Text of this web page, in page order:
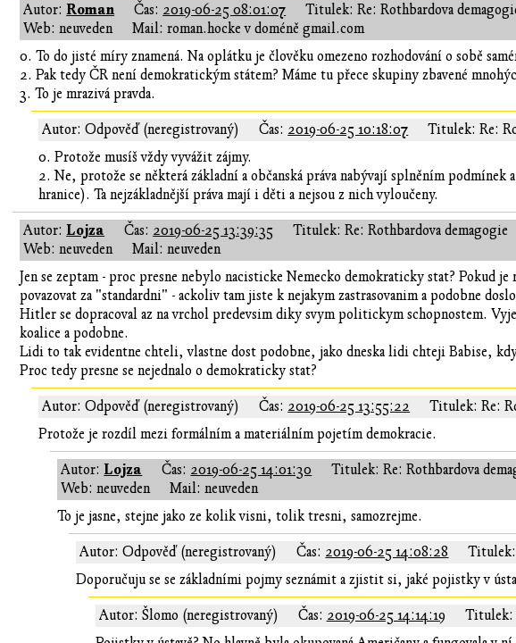
Autor:Roman Čas: 2019-06-25 08:01:07 Titulek: Re: Rothbardova
Web: neuveden
Mail: roman.hocke v doméně gmail.com
0. To do jisté míry znamená. Na oplátku je člověku omezeno rozhodování o sobě
2. Pak tedy ČR není demokratickým státem? Máme tu přece skupiny zbavené
3. To je mrazivá pravda.
Autor: Odpověď (neregistrovaný) Čas: 2019-06-25 10:18:07 Titulek: Re:
0. Protože musíš vždy vyvážit zájmy.
2. Ne, protože se některá základní a občanská práva nabývají splněním
hranice). Ta nejzákladnější práva mají i děti a nejsou z nich vyloučeny.
Autor:Lojza Čas: 2019-06-25 13:39:35 Titulek: Re: Rothbardova demagogie
Web: neuveden
Mail: neuveden
Jen se zeptam - proc presne nebylo nacisticke Nemecko demokraticky stat? Pokud
povazovat za "standardni" - ackoliv tam jiste k nejakym zastrasovanim a podobne
Hitler se dopracoval az na vrchol predevsim diky svym politickym schopnostem.
koalice a podobne.
Lidi to tak evidentne chteli, vlastne dost podobne, jako dneska lidi chteji Babise,
Proc tedy presne se nejednalo o demokraticky stat?
Autor: Odpověď (neregistrovaný) Čas: 2019-06-25 13:55:22 Titulek: Re:
Protože je rozdíl mezi formálním a materiálním pojetím demokracie.
Autor:Lojza Čas: 2019-06-25 14:01:30 Titulek: Re: Rothbardova
Web: neuveden
Mail: neuveden
To je jasne, stejne jako ze kolik visni, tolik tresni, samozrejme.
Autor: Odpověď (neregistrovaný) Čas: 2019-06-25 14:08:28 Titulek:
Doporučuju se se základními pojmy seznámit a zjistit si, jaké pojistky v
Autor: Šlomo (neregistrovaný) Čas: 2019-06-25 14:14:19 Titulek: